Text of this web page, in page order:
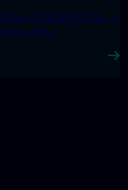
キャリアの築き方まで、よ
えします。